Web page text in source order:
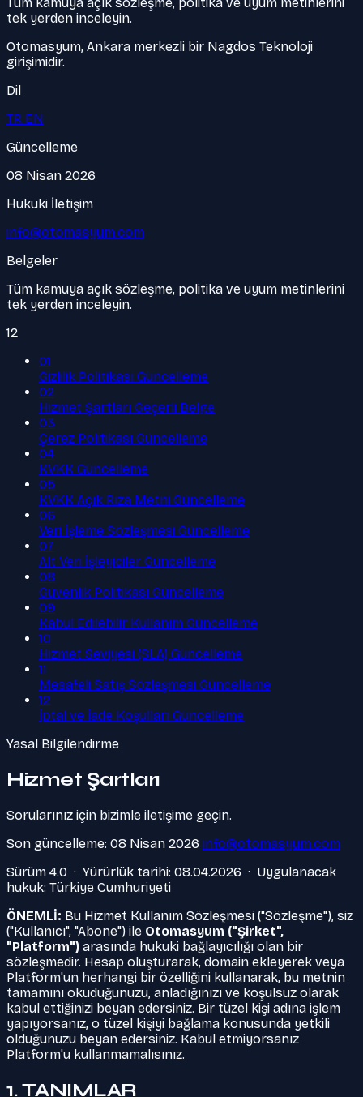
tek yerden inceleyin.
Otomasyum, Ankara merkezli bir Nagdos Teknoloji
girişimidir.
Dil
TR EN
Güncelleme
08 Nisan 2026
Hukuki İletişim
info@otomasyum.com
Belgeler
Tüm kamuya açık sözleşme, politika ve uyum metinlerini
tek yerden inceleyin.
12
01
Gizlilik Politikası Güncelleme
02
Hizmet Şartları Geçerli Belge
03
Çerez Politikası Güncelleme
04
KVKK Güncelleme
05
KVKK Açık Rıza Metni Güncelleme
06
Veri İşleme Sözleşmesi Güncelleme
07
Alt Veri İşleyiciler Güncelleme
08
Güvenlik Politikası Güncelleme
09
Kabul Edilebilir Kullanım Güncelleme
10
Hizmet Seviyesi (SLA) Güncelleme
11
Mesafeli Satış Sözleşmesi Güncelleme
12
İptal ve İade Koşulları Güncelleme
Yasal Bilgilendirme
Hizmet Şartları
Sorularınız için bizimle iletişime geçin.
Son güncelleme: 08 Nisan 2026 info@otomasyum.com
Sürüm 4.0 · Yürürlük tarihi: 08.04.2026 · Uygulanacak
hukuk: Türkiye Cumhuriyeti
ÖNEMLİ: Bu Hizmet Kullanım Sözleşmesi ("Sözleşme"), siz
("Kullanıcı", "Abone") ile Otomasyum ("Şirket",
"Platform") arasında hukuki bağlayıcılığı olan bir
sözleşmedir. Hesap oluşturarak, domain ekleyerek veya
Platform'un herhangi bir özelliğini kullanarak, bu metnin
tamamını okuduğunuzu, anladığınızı ve koşulsuz olarak
kabul ettiğinizi beyan edersiniz. Bir tüzel kişi adına işlem
yapıyorsanız, o tüzel kişiyi bağlama konusunda yetkili
olduğunuzu beyan edersiniz. Kabul etmiyorsanız
Platform'u kullanmamalısınız.
1. TANIMLAR